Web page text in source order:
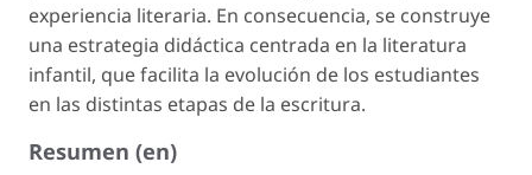
experiencia literaria. En consecuencia, se construye
una estrategia didáctica centrada en la literatura
infantil, que facilita la evolución de los estudiantes
en las distintas etapas de la escritura.
Resumen (en)